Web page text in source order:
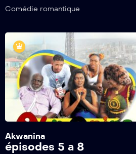
Comédie romantique
Akwanina
épisodes 5 a 8